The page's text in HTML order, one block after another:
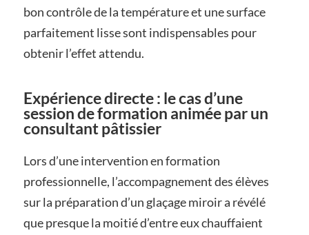
bon contrôle de la température et une surface
parfaitement lisse sont indispensables pour
obtenir l’effet attendu.
Expérience directe : le cas d’une
session de formation animée par un
consultant pâtissier
Lors d’une intervention en formation
professionnelle, l’accompagnement des élèves
sur la préparation d’un glaçage miroir a révélé
que presque la moitié d’entre eux chauffaient